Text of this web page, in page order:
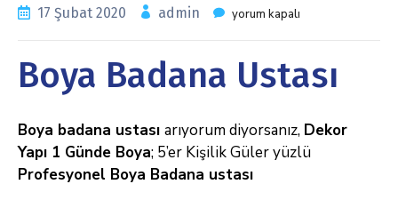
17 Şubat 2020 admin yorum kapalı
Boya Badana Ustası
Boya badana ustası arıyorumdiyorsanız, Dekor
Yapı 1 Günde Boya; 5’er Kişilik Güler yüzlü
Profesyonel Boya Badana ustası